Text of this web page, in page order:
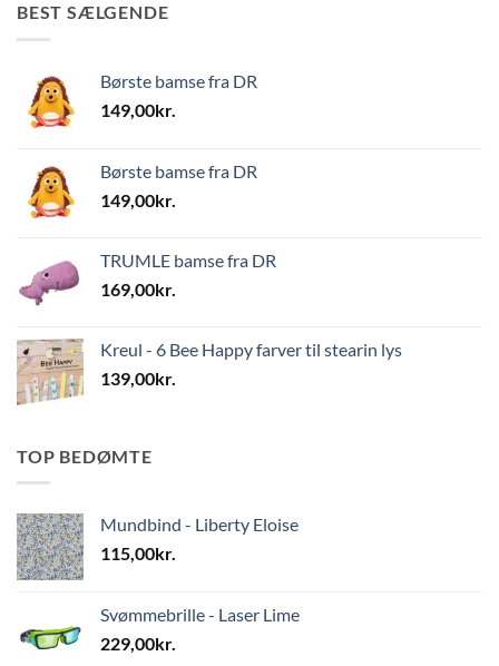
BEST SÆLGENDE
Børste bamse fra DR
149,00kr.
Børste bamse fra DR
149,00kr.
TRUMLE bamse fra DR
169,00kr.
Kreul - 6 Bee Happy farver til stearin lys
139,00kr.
TOP BEDØMTE
Mundbind - Liberty Eloise
115,00kr.
Svømmebrille - Laser Lime
229,00kr.